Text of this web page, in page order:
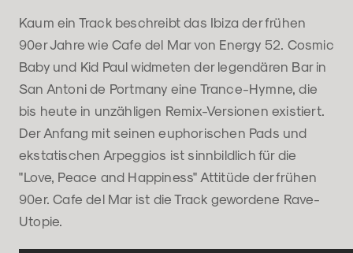
Kaum ein Track beschreibt das Ibiza der frühen
90er Jahre wie Cafe del Mar von Energy 52. Cosmic
Baby und Kid Paul widmeten der legendären Bar in
San Antoni de Portmany eine Trance-Hymne, die
bis heute in unzähligen Remix-Versionen existiert.
Der Anfang mit seinen euphorischen Pads und
ekstatischen Arpeggios ist sinnbildlich für die
"Love, Peace and Happiness" Attitüde der frühen
90er. Cafe del Mar ist die Track gewordene Rave-
Utopie.